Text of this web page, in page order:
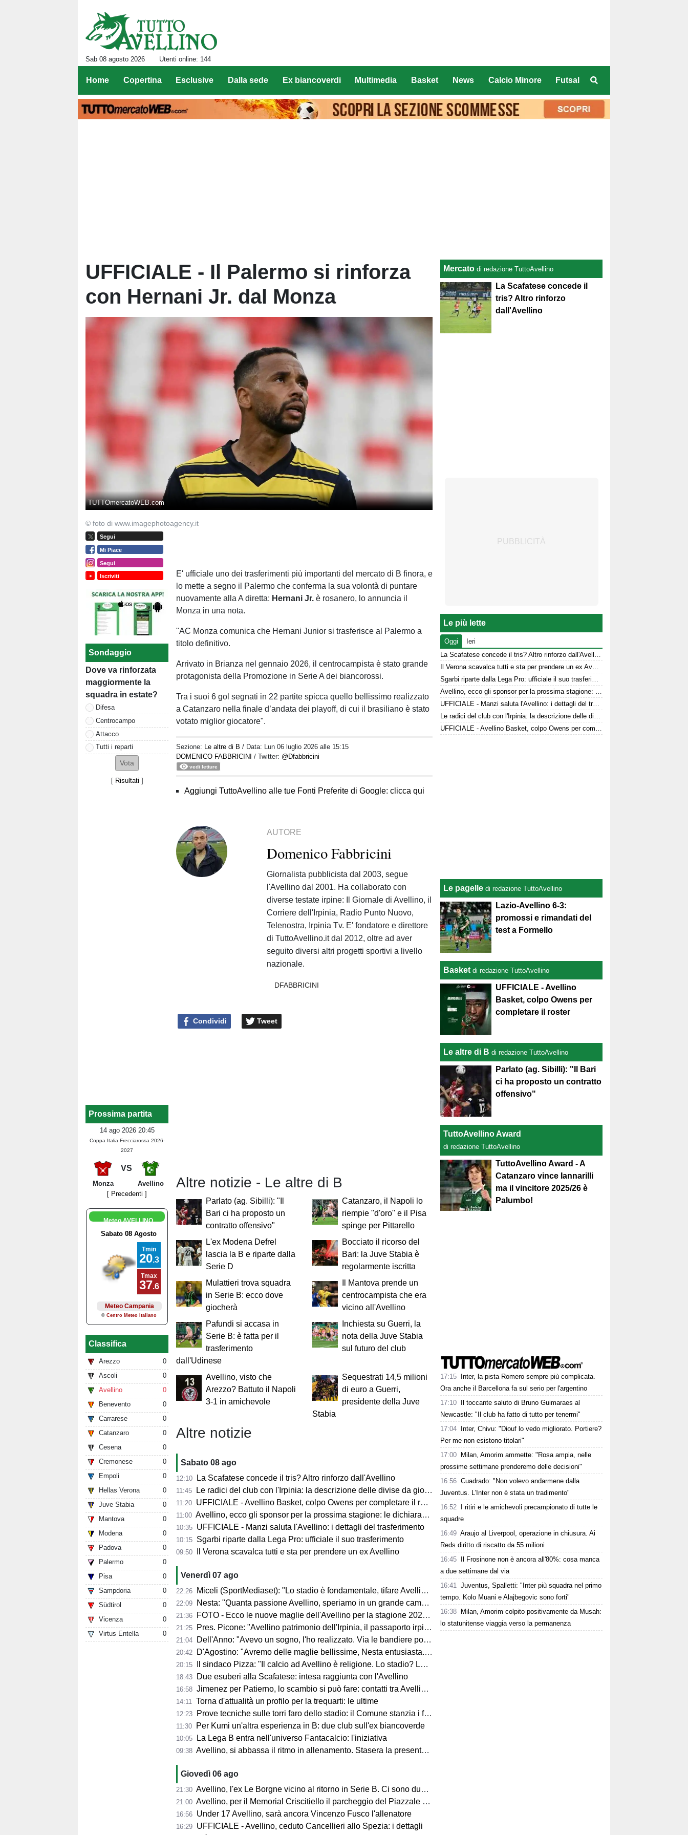
Sab 08 agosto 2026 Utenti online: 144
Home Copertina Esclusive Dalla sede Ex biancoverdi Multimedia Basket News Calcio Minore Futsal
UFFICIALE - Il Palermo si rinforza
con Hernani Jr. dal Monza
TUTTOmercatoWEB.com
© foto di www.imagephotoagency.it
Segui
Mi Piace
Segui
Iscriviti
Sondaggio
Dove va rinforzata
maggiormente la
squadra in estate?
Difesa
Centrocampo
Attacco
Tutti i reparti
[ Risultati ]
Prossima partita
14 ago 2026 20:45
Coppa Italia Frecciarossa 2026-
2027
VS
Monza
Avellino
[ Precedenti ]
Meteo AVELLINO
Classifica
Arezzo
0
Ascoli
0
Avellino
0
Benevento
0
Carrarese
0
Catanzaro
0
Cesena
0
Cremonese
0
Empoli
0
Hellas Verona
0
Juve Stabia
0
Mantova
0
Modena
0
Padova
0
Palermo
0
Pisa
0
Sampdoria
0
Südtirol
0
Vicenza
0
Virtus Entella
0
E' ufficiale uno dei trasferimenti più importanti del mercato di B finora, e
lo mette a segno il Palermo che conferma la sua volontà di puntare
nuovamente alla A diretta: Hernani Jr.è rosanero, lo annuncia il
Monza in una nota.
"AC Monza comunica che Hernani Junior si trasferisce al Palermo a
titolo definitivo.
Arrivato in Brianza nel gennaio 2026, il centrocampista è stato grande
protagonista della Promozione in Serie A dei biancorossi.
Tra i suoi 6 gol segnati in 22 partite spicca quello bellissimo realizzato
a Catanzaro nella finale d’andata dei playoff, di cui il brasiliano è stato
votato miglior giocatore".
Sezione: Le altre di B / Data: Lun 06 luglio 2026 alle 15:15
DOMENICO FABBRICINI
/ Twitter: @Dfabbricini
vedi letture
Aggiungi TuttoAvellino alle tue Fonti Preferite di Google: clicca qui
AUTORE
Domenico Fabbricini
Giornalista pubblicista dal 2003, segue
l'Avellino dal 2001. Ha collaborato con
diverse testate irpine: Il Giornale di Avellino, il
Corriere dell'Irpinia, Radio Punto Nuovo,
Telenostra, Irpinia Tv. E' fondatore e direttore
di TuttoAvellino.it dal 2012, oltre ad aver
seguito diversi altri progetti sportivi a livello
nazionale.
DFABBRICINI
Condividi Tweet
Altre notizie - Le altre di B
Parlato (ag. Sibilli): "Il
Bari ci ha proposto un
contratto offensivo"
Catanzaro, il Napoli lo
riempie "d'oro" e il Pisa
spinge per Pittarello
L'ex Modena Defrel
lascia la B e riparte dalla
Serie D
Bocciato il ricorso del
Bari: la Juve Stabia è
regolarmente iscritta
Mulattieri trova squadra
in Serie B: ecco dove
giocherà
Il Mantova prende un
centrocampista che era
vicino all'Avellino
Pafundi si accasa in
Serie B: è fatta per il
trasferimento
dall'Udinese
Inchiesta su Guerri, la
nota della Juve Stabia
sul futuro del club
Avellino, visto che
Arezzo? Battuto il Napoli
3-1 in amichevole
Sequestrati 14,5 milioni
di euro a Guerri,
presidente della Juve
Stabia
Altre notizie
Sabato 08 ago
12:10 La Scafatese concede il tris? Altro rinforzo dall'Avellino
11:45 Le radici del club con l'Irpinia: la descrizione delle divise da gioco
11:20 UFFICIALE - Avellino Basket, colpo Owens per completare il roster
11:00 Avellino, ecco gli sponsor per la prossima stagione: le dichiarazioni
10:35 UFFICIALE - Manzi saluta l'Avellino: i dettagli del trasferimento
10:15 Sgarbi riparte dalla Lega Pro: ufficiale il suo trasferimento
09:50 Il Verona scavalca tutti e sta per prendere un ex Avellino
Venerdì 07 ago
22:26 Miceli (SportMediaset): "Lo stadio è fondamentale, tifare Avellino un privilegio"
22:09 Nesta: "Quanta passione Avellino, speriamo in un grande campionato"
21:36 FOTO - Ecco le nuove maglie dell'Avellino per la stagione 2026-2027
21:25 Pres. Picone: "Avellino patrimonio dell'Irpinia, il passaporto irpino..."
21:04 Dell'Anno: "Avevo un sogno, l'ho realizzato. Via le bandiere politiche..."
20:42 D'Agostino: "Avremo delle maglie bellissime, Nesta entusiasta. Mercato? Ottimo, ma..."
20:15 Il sindaco Pizza: "Il calcio ad Avellino è religione. Lo stadio? Lo faremo..."
18:43 Due esuberi alla Scafatese: intesa raggiunta con l'Avellino
16:58 Jimenez per Patierno, lo scambio si può fare: contatti tra Avellino e Catania
14:11 Torna d'attualità un profilo per la trequarti: le ultime
12:23 Prove tecniche sulle torri faro dello stadio: il Comune stanzia i fondi
11:30 Per Kumi un'altra esperienza in B: due club sull'ex biancoverde
10:05 La Lega B entra nell'universo Fantacalcio: l'iniziativa
09:38 Avellino, si abbassa il ritmo in allenamento. Stasera la presentazione in Piazza
Giovedì 06 ago
21:30 Avellino, l'ex Le Borgne vicino al ritorno in Serie B. Ci sono due club sul francese
21:00 Avellino, per il Memorial Criscitiello il parcheggio del Piazzale degli Irpini è occupato. I tifosi possono parcheggiare al Campo Genova
16:56 Under 17 Avellino, sarà ancora Vincenzo Fusco l'allenatore
16:29 UFFICIALE - Avellino, ceduto Cancellieri allo Spezia: i dettagli
Mercato di redazione TuttoAvellino
La Scafatese concede il
tris? Altro rinforzo
dall'Avellino
Le più lette
Oggi
Ieri
La Scafatese concede il tris? Altro rinforzo dall'Avellino
Il Verona scavalca tutti e sta per prendere un ex Avellino
Sgarbi riparte dalla Lega Pro: ufficiale il suo trasferimento
Avellino, ecco gli sponsor per la prossima stagione: le dichiarazioni
UFFICIALE - Manzi saluta l'Avellino: i dettagli del trasferimento
Le radici del club con l'Irpinia: la descrizione delle divise da gioco
UFFICIALE - Avellino Basket, colpo Owens per completare il roster
Le pagelle di redazione TuttoAvellino
Lazio-Avellino 6-3:
promossi e rimandati del
test a Formello
Basket di redazione TuttoAvellino
UFFICIALE - Avellino
Basket, colpo Owens per
completare il roster
Le altre di B di redazione TuttoAvellino
Parlato (ag. Sibilli): "Il Bari
ci ha proposto un contratto
offensivo"
TuttoAvellino Award
di redazione TuttoAvellino
TuttoAvellino Award - A
Catanzaro vince Iannarilli
ma il vincitore 2025/26 è
Palumbo!
17:15
Inter, la pista Romero sempre più complicata.
Ora anche il Barcellona fa sul serio per l'argentino
17:10
Il toccante saluto di Bruno Guimaraes al
Newcastle: "Il club ha fatto di tutto per tenermi"
17:04
Inter, Chivu: "Diouf lo vedo migliorato. Portiere?
Per me non esistono titolari"
17:00
Milan, Amorim ammette: "Rosa ampia, nelle
prossime settimane prenderemo delle decisioni"
16:56 Cuadrado: "Non volevo andarmene dalla
Juventus. L'Inter non è stata un tradimento"
16:52
I ritiri e le amichevoli precampionato di tutte le
squadre
16:49 Araujo al Liverpool, operazione in chiusura. Ai
Reds diritto di riscatto da 55 milioni
16:45
Il Frosinone non è ancora all'80%: cosa manca
a due settimane dal via
16:41 Juventus, Spalletti: "Inter più squadra nel primo
tempo. Kolo Muani e Alajbegovic sono forti"
16:38
Milan, Amorim colpito positivamente da Musah:
lo statunitense viaggia verso la permanenza